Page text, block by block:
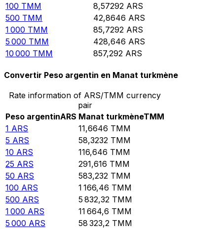
100 TMM 8,57292 ARS
500 TMM 42,8646 ARS
1 000 TMM 85,7292 ARS
5 000 TMM 428,646 ARS
10 000 TMM 857,292 ARS
Convertir Peso argentin en Manat turkmène
Rate information of ARS/TMM currency
pair
Peso argentinARS Manat turkmèneTMM
1 ARS 11,6646 TMM
5 ARS 58,3232 TMM
10 ARS 116,646 TMM
25 ARS 291,616 TMM
50 ARS 583,232 TMM
100 ARS 1 166,46 TMM
500 ARS 5 832,32 TMM
1 000 ARS 11 664,6 TMM
5 000 ARS 58 323,2 TMM